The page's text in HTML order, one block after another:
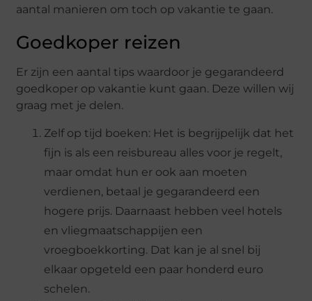
aantal manieren om toch op vakantie te gaan.
Goedkoper reizen
Er zijn een aantal tips waardoor je gegarandeerd
goedkoper op vakantie kunt gaan. Deze willen wij
graag met je delen.
Zelf op tijd boeken: Het is begrijpelijk dat het
fijn is als een reisbureau alles voor je regelt,
maar omdat hun er ook aan moeten
verdienen, betaal je gegarandeerd een
hogere prijs. Daarnaast hebben veel hotels
en vliegmaatschappijen een
vroegboekkorting. Dat kan je al snel bij
elkaar opgeteld een paar honderd euro
schelen.